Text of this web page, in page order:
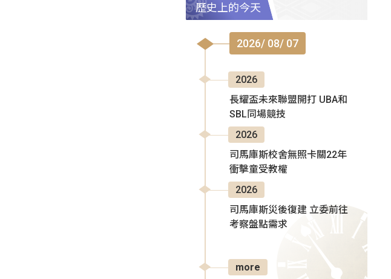
歷史上的今天
2026/ 08/ 07
2026
長耀盃未來聯盟開打 UBA和
SBL同場競技
2026
司馬庫斯校舍無照卡關22年
衝擊童受教權
2026
司馬庫斯災後復建 立委前往
考察盤點需求
more